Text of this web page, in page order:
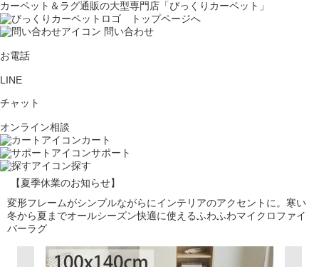
カーペット＆ラグ通販の大型専門店「びっくりカーペット」
問い合わせ
お電話
LINE
チャット
オンライン相談
カート
サポート
探す
【夏季休業のお知らせ】
変形フレームがシンプルながらにインテリアのアクセントに。寒い
冬から夏までオールシーズン快適に使えるふわふわマイクロファイ
バーラグ